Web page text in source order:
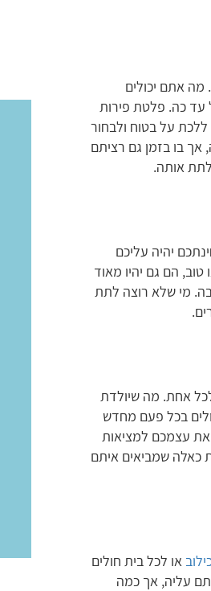
אתם יכולים
עד כה. פלטת פירות
על בטוח ולבחור
בו בזמן גם רציתם
אותה.
יהיה עליכם
טוב, הם גם יהיו מאוד
מי שלא רוצה לתת
אחת. מה שיולדת
בכל פעם מחדש
עצמכם למציאות
כאלה שמביאים איתם
או לכל בית חולים
עליה, אך כמה